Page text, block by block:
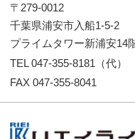
〒279-0012
千葉県浦安市入船1-5-2
プライムタワー新浦安14
TEL 047-355-8181（代）
FAX 047-355-8041